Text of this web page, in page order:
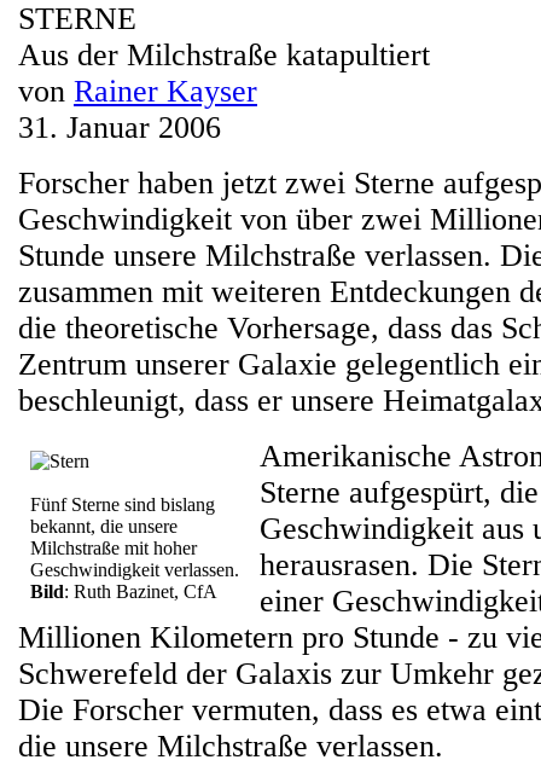
STERNE
Aus der Milchstraße katapultiert
von Rainer Kayser
31. Januar 2006
Forscher haben jetzt zwei Sterne
Geschwindigkeit von über zwei
Stunde unsere Milchstraße verlassen.
zusammen mit weiteren Entdeckungen
die theoretische Vorhersage, dass das
Zentrum unserer Galaxie gelegentlich
beschleunigt, dass er unsere
Fünf Sterne sind bislang
bekannt, die unsere
Milchstraße mit hoher
Geschwindigkeit verlassen.
Bild: Ruth Bazinet, CfA
Amerikanische
Sterne aufgespürt,
Geschwindigkeit aus
herausrasen. Die
einer
Millionen Kilometern pro Stunde - zu
Schwerefeld der Galaxis zur Umkehr
Die Forscher vermuten, dass es etwa
die unsere Milchstraße verlassen.